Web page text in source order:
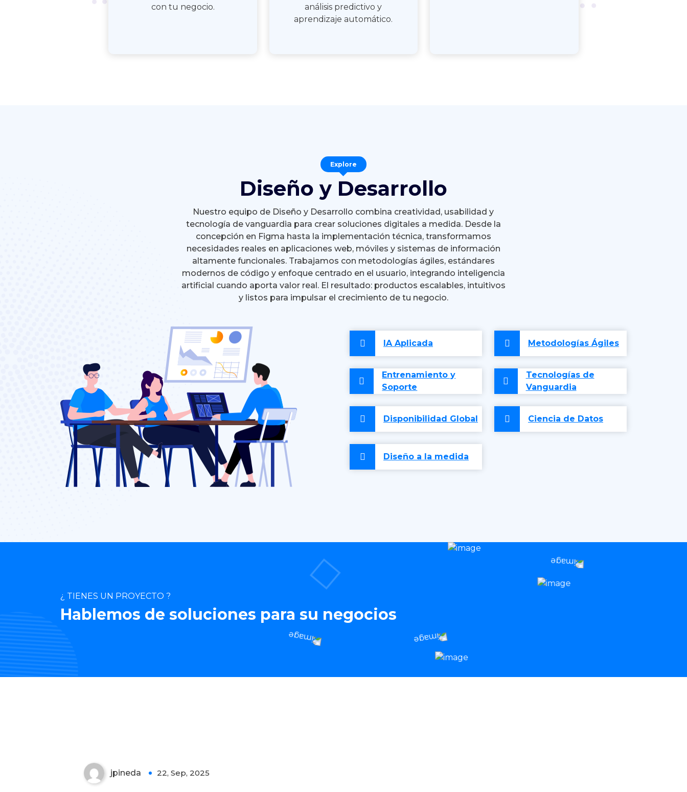
con tu negocio.
análisis predictivo y
aprendizaje automático.
Explore
Diseño y Desarrollo
Nuestro equipo de Diseño y Desarrollo combina creatividad, usabilidad y
tecnología de vanguardia para crear soluciones digitales a medida. Desde la
concepción en Figma hasta la implementación técnica, transformamos
necesidades reales en aplicaciones web, móviles y sistemas de información
altamente funcionales. Trabajamos con metodologías ágiles, estándares
modernos de código y enfoque centrado en el usuario, integrando inteligencia
artificial cuando aporta valor real. El resultado: productos escalables, intuitivos
y listos para impulsar el crecimiento de tu negocio.
IA Aplicada Metodologías Ágiles
Entrenamiento y
Soporte
Tecnologías de
Vanguardia
Disponibilidad Global Ciencia de Datos
Diseño a la medida
¿ TIENES UN PROYECTO ?
Hablemos de soluciones para su negocios
0
jpineda 22, Sep, 2025